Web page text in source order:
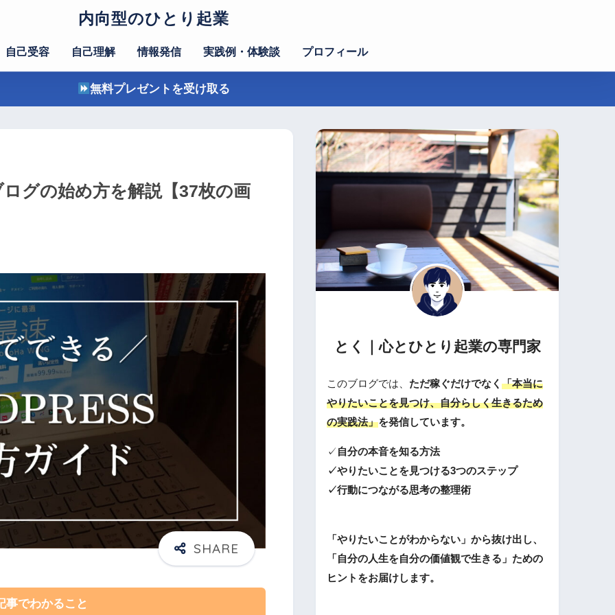
内向型のひとり起業
自己受容 自己理解 情報発信 実践例・体験談 プロフィール
無料プレゼントを受け取る
グの始め方を解説【37枚の画
事でわかること
とく｜心とひとり起業の専門家
このブログでは、 ただ稼ぐだけでなく 「本当に
やりたいことを見つけ、自分らしく生きるため
の実践法」を発信しています。
✓ 自分の本音を知る方法
✓やりたいことを見つける3つのステップ
✓行動につながる思考の整理術
「やりたいことがわからない」から抜け出し、
「自分の人生を自分の価値観で生きる」ための
ヒントをお届けします。